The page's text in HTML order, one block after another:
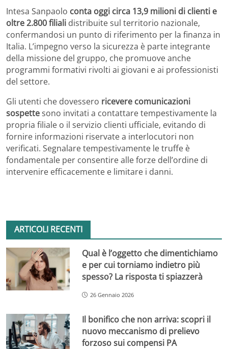
Intesa Sanpaolo conta oggi circa 13,9 milioni di clienti e
oltre 2.800 filiali distribuite sul territorio nazionale,
confermandosi un punto di riferimento per la finanza in
Italia. L’impegno verso la sicurezza è parte integrante
della missione del gruppo, che promuove anche
programmi formativi rivolti ai giovani e ai professionisti
del settore.
Gli utenti che dovessero ricevere comunicazioni
sospettesono invitati a contattare tempestivamente la
propria filiale o il servizio clienti ufficiale, evitando di
fornire informazioni riservate a interlocutori non
verificati. Segnalare tempestivamente le truffe è
fondamentale per consentire alle forze dell’ordine di
intervenire efficacemente e limitare i danni.
ARTICOLI RECENTI
Qual è l’oggetto che dimentichiamo
e per cui torniamo indietro più
spesso? La risposta ti spiazzerà
26 Gennaio 2026
Il bonifico che non arriva: scopri il
nuovo meccanismo di prelievo
forzoso sui compensi PA